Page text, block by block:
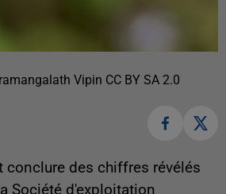
Vipin CC BY SA 2.0
conclure des chiffres révélés
Société d'exploitation